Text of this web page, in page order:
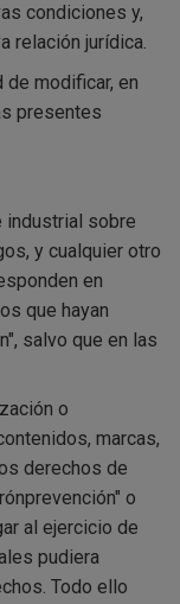
condiciones y,
relación jurídica.
modificar, en
presentes
industrial sobre
y cualquier otro
en
que hayan
salvo que en las
o
marcas,
derechos de
o
al ejercicio de
pudiera
Todo ello